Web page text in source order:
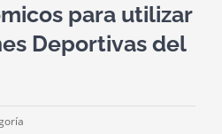
para utilizar
Deportivas del